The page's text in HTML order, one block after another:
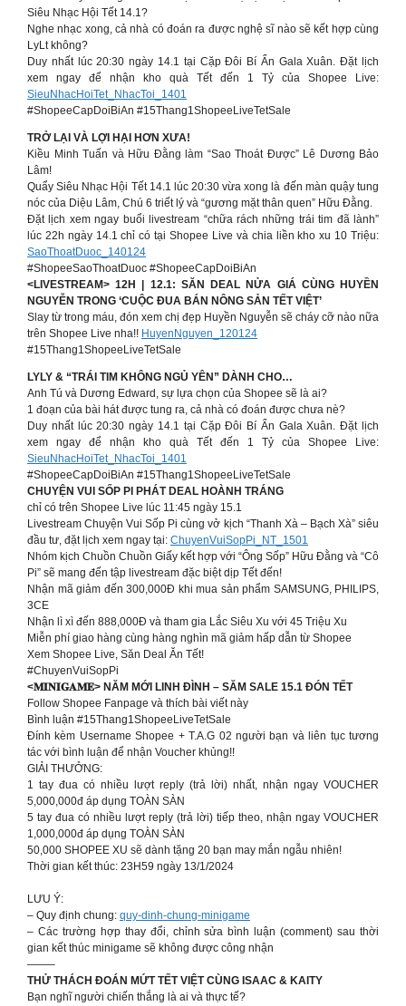
Siêu Nhạc Hội Tết 14.1?
Nghe nhạc xong, cả nhà có đoán ra được nghệ sĩ nào sẽ kết hợp cùng
LyLt không?
Duy nhất lúc 20:30 ngày 14.1 tại Cặp Đôi Bí Ẩn Gala Xuân. Đặt lịch
xem ngay để nhận kho quà Tết đến 1 Tỷ của Shopee Live:
SieuNhacHoiTet_NhacToi_1401
#ShopeeCapDoiBiAn #15Thang1ShopeeLiveTetSale
TRỞ LẠI VÀ LỢI HẠI HƠN XƯA!
Kiều Minh Tuấn và Hữu Đằng làm “Sao Thoát Được” Lê Dương Bảo
Lâm!
Quẩy Siêu Nhạc Hội Tết 14.1 lúc 20:30 vừa xong là đến màn quậy tung
nóc của Diệu Lâm, Chú 6 triết lý và “gương mặt thân quen” Hữu Đằng.
Đặt lịch xem ngay buổi livestream “chữa rách những trái tim đã lành”
lúc 22h ngày 14.1 chỉ có tại Shopee Live và chia liền kho xu 10 Triệu:
SaoThoatDuoc_140124
#ShopeeSaoThoatDuoc #ShopeeCapDoiBiAn
<LIVESTREAM> 12H | 12.1: SĂN DEAL NỬA GIÁ CÙNG HUYỀN
NGUYỄN TRONG ‘CUỘC ĐUA BÁN NÔNG SẢN TẾT VIỆT’
Slay từ trong máu, đón xem chị đẹp Huyền Nguyễn sẽ cháy cỡ nào nữa
trên Shopee Live nha!! HuyenNguyen_120124
#15Thang1ShopeeLiveTetSale
LYLY & “TRÁI TIM KHÔNG NGỦ YÊN” DÀNH CHO…
Anh Tú và Dương Edward, sự lựa chọn của Shopee sẽ là ai?
1 đoạn của bài hát được tung ra, cả nhà có đoán được chưa nè?
Duy nhất lúc 20:30 ngày 14.1 tại Cặp Đôi Bí Ẩn Gala Xuân. Đặt lịch
xem ngay để nhận kho quà Tết đến 1 Tỷ của Shopee Live:
SieuNhacHoiTet_NhacToi_1401
#ShopeeCapDoiBiAn #15Thang1ShopeeLiveTetSale
CHUYỆN VUI SỐP PI PHÁT DEAL HOÀNH TRÁNG
chỉ có trên Shopee Live lúc 11:45 ngày 15.1
Livestream Chuyện Vui Sốp Pi cùng vở kịch “Thanh Xà – Bạch Xà” siêu
đầu tư, đặt lịch xem ngay tại: ChuyenVuiSopPi_NT_1501
Nhóm kịch Chuồn Chuồn Giấy kết hợp với “Ông Sốp” Hữu Đằng và “Cô
Pi” sẽ mang đến tập livestream đặc biệt dịp Tết đến!
Nhận mã giảm đến 300,000Đ khi mua sản phẩm SAMSUNG, PHILIPS,
3CE
Nhận lì xì đến 888,000Đ và tham gia Lắc Siêu Xu với 45 Triệu Xu
Miễn phí giao hàng cùng hàng nghìn mã giảm hấp dẫn từ Shopee
Xem Shopee Live, Săn Deal Ăn Tết!
#ChuyenVuiSopPi
<𝐌𝐈𝐍𝐈𝐆𝐀𝐌𝐄> NĂM MỚI LINH ĐÌNH – SĂM SALE 15.1 ĐÓN TẾT
Follow Shopee Fanpage và thích bài viết này
Bình luận #15Thang1ShopeeLiveTetSale
Đính kèm Username Shopee + T.A.G 02 người bạn và liên tục tương
tác với bình luận để nhận Voucher khủng!!
GIẢI THƯỞNG:
1 tay đua có nhiều lượt reply (trả lời) nhất, nhận ngay VOUCHER
5,000,000đ áp dụng TOÀN SÀN
5 tay đua có nhiều lượt reply (trả lời) tiếp theo, nhận ngay VOUCHER
1,000,000đ áp dụng TOÀN SÀN
50,000 SHOPEE XU sẽ dành tặng 20 bạn may mắn ngẫu nhiên!
Thời gian kết thúc: 23H59 ngày 13/1/2024
LƯU Ý:
– Quy định chung: quy-dinh-chung-minigame
– Các trường hợp thay đổi, chỉnh sửa bình luận (comment) sau thời
gian kết thúc minigame sẽ không được công nhận
——–
THỬ THÁCH ĐOÁN MỨT TẾT VIỆT CÙNG ISAAC & KAITY
Bạn nghĩ người chiến thắng là ai và thực tế?